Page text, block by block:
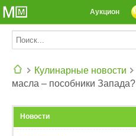
Аукцион
Кулинарные новости
масла – пособники Запада?
Новости